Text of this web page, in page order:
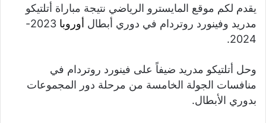
يقدم لكم موقع المايسترو الرياضي نتيجة مباراة أتلتيكو
مدريد وفينورد روتردام في دوري أبطال أوروبا
2023-
2024.
وحل أتلتيكو مدريد ضيفاً على فينورد روتردام في
منافسات الجولة الخامسة من مرحلة دور المجموعات
بدوري الأبطال.